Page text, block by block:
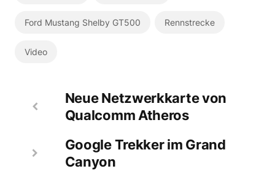
Ford Mustang Shelby GT500 Rennstrecke
Video
Neue Netzwerkkarte von
Qualcomm Atheros
Google Trekker im Grand
Canyon